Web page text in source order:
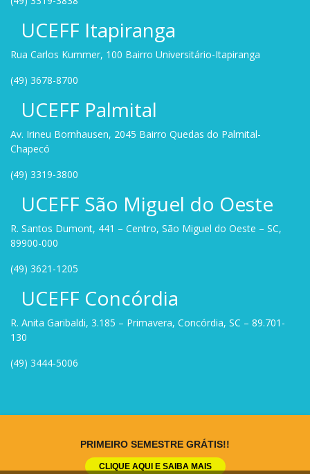
PRIMEIRO SEMESTRE GRÁTIS!!
CLIQUE AQUI E SAIBA MAIS
UCEFF Itapiranga
Rua Carlos Kummer, 100 Bairro Universitário-Itapiranga
(49) 3678-8700
UCEFF Palmital
Av. Irineu Bornhausen, 2045 Bairro Quedas do Palmital-
Chapecó
(49) 3319-3800
UCEFF São Miguel do Oeste
R. Santos Dumont, 441 – Centro, São Miguel do Oeste – SC,
89900-000
(49) 3621-1205
UCEFF Concórdia
R. Anita Garibaldi, 3.185 – Primavera, Concórdia, SC – 89.701-
130
(49) 3444-5006
Rock Stage.